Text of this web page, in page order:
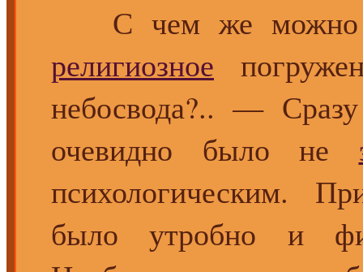
С чем же можно
религиозное
небосвода?.. —
очевидно было не
психологическим.
было утробно и